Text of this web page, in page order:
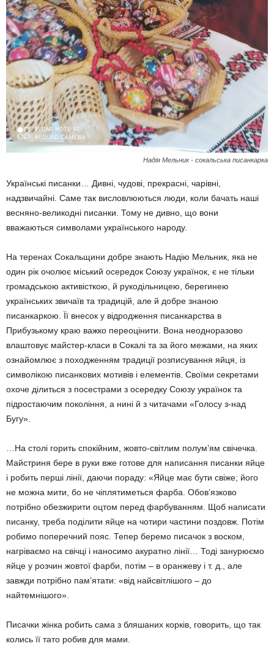
Надія Мельник - сокальська писанкарка
Українські писанки… Дивні, чудові, пре­красні, чарівні,
надзвичайні. Саме так вис­ловлюються люди, коли бачать наші
вес­няно-великодні писанки. Тому не дивно, що вони
вважаються символами українського народу.
На теренах Сокальщини добре знають Надію Мельник, яка не
один рік очолює місь­кий осередок Союзу українок, є не тільки
громадською активісткою, й рукодільницею, берегинею
українських звичаїв та традицій, але й добре знаною
писанкаркою. Її внесок у відродження писанкарства в
Прибузькому краю важко переоцінити. Вона неоднора­зово
влаштовує майстер-класи в Сокалі та за його межами, на яких
ознайомлює з похо­дженням традиції розписування яйця, із
символікою писанкових мотивів і елементів. Своїми секретами
охоче ділиться з посес­трами з осередку Союзу українок та
підрос­таючим покоління, а нині й з читачами «Голосу з-над
Бугу».
…На столі горить спокійним, жовто-світ­лим полум’ям свічечка.
Майстриня бере в руки вже готове для написання писанки яй­це
і робить перші лінії, даючи пораду: «Яйце має бути свіже; його
не можна мити, бо не чіплятиметься фарба. Обов’язково
потрібно обезжирити оцтом перед фарбуванням. Щоб написати
писанку, треба поділити яйце на чотири частини поздовж. Потім
робимо поперечний пояс. Тепер беремо писачок з воском,
нагріваємо на свічці і наносимо аку­ратно лінії… Тоді занурюємо
яйце у розчин жовтої фарби, потім – в оранжеву і т. д., але
завжди потрібно пам’ятати: «від найсвітлі­шого – до
найтемнішого».
Писачки жінка робить сама з бляшаних корків, говорить, що так
колись її тато робив для мами.